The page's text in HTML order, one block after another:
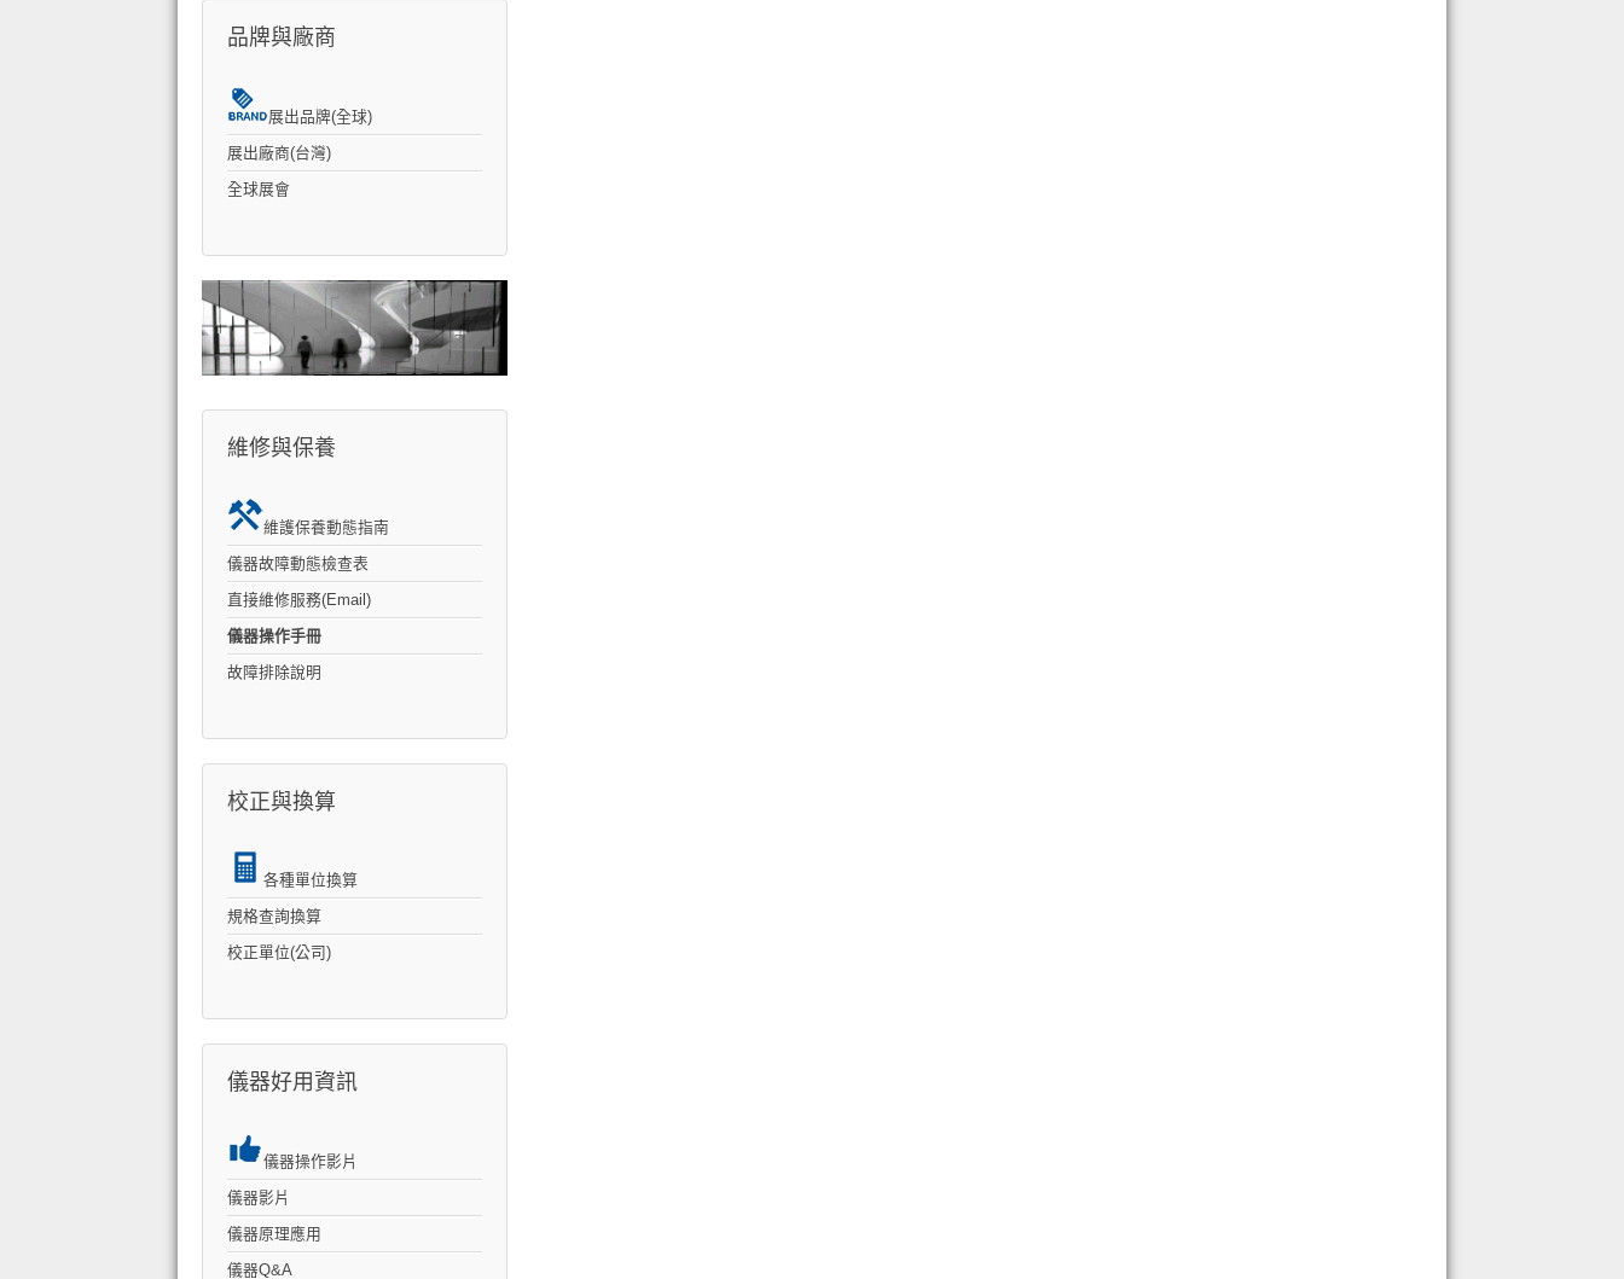
品牌與廠商
展出品牌(全球)
展出廠商(台灣)
全球展會
維修與保養
維護保養動態指南
儀器故障動態檢查表
直接維修服務(Email)
儀器操作手冊
故障排除說明
校正與換算
各種單位換算
規格查詢換算
校正單位(公司)
儀器好用資訊
儀器操作影片
儀器影片
儀器原理應用
儀器Q&A